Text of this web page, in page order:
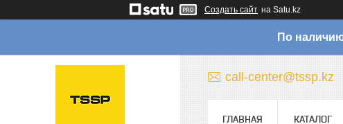
Создать сайт на Satu.kz
По
call-center@tssp.kz
ГЛАВНАЯ КАТАЛОГ